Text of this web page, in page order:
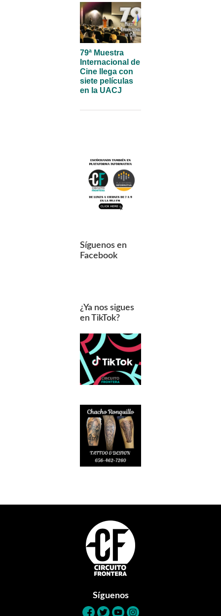
79ª Muestra
Internacional de
Cine llega con
siete películas
en la UACJ
Síguenos en
Facebook
¿Ya nos sigues
en TikTok?
Síguenos